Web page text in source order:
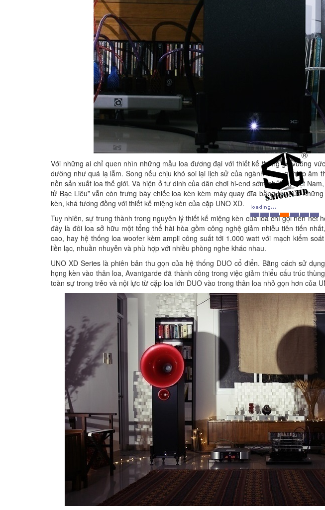
Với những ai chỉ quen nhìn những mẫu loa đương đại với thiết kế thùng gỗ vuông
dường như quá lạ lẫm. Song nếu chịu khó soi lại lịch sử của ngành công nghiệp âm
nền sản xuất loa thế giới. Và hiện ở tư dinh của dân chơi hi-end sớm nhất tại Việt
tử Bạc Liêu” vẫn còn trưng bày chiếc loa kèn kèm máy quay đĩa bằng tay của
kèn, khá tương đồng với thiết kế miệng kèn của cặp UNO XD.
Tuy nhiên, sự trung thành trong nguyên lý thiết kế miệng kèn của loa chỉ gợi nên nét
đây là đôi loa sở hữu một tổng thể hài hòa gồm công nghệ giảm nhiễu tiên tiến
cao, hay hệ thống loa woofer kèm ampli công suất tới 1.000 watt với mạch kiểm
liền lạc, nhuần nhuyễn và phù hợp với nhiều phòng nghe khác nhau.
UNO XD Series là phiên bản thu gọn của hệ thống DUO cổ điển. Bằng cách sử
họng kèn vào thân loa, Avantgarde đã thành công trong việc giảm thiểu cấu trúc
toàn sự trong trẻo và nội lực từ cặp loa lớn DUO vào trong thân loa nhỏ gọn hơn của